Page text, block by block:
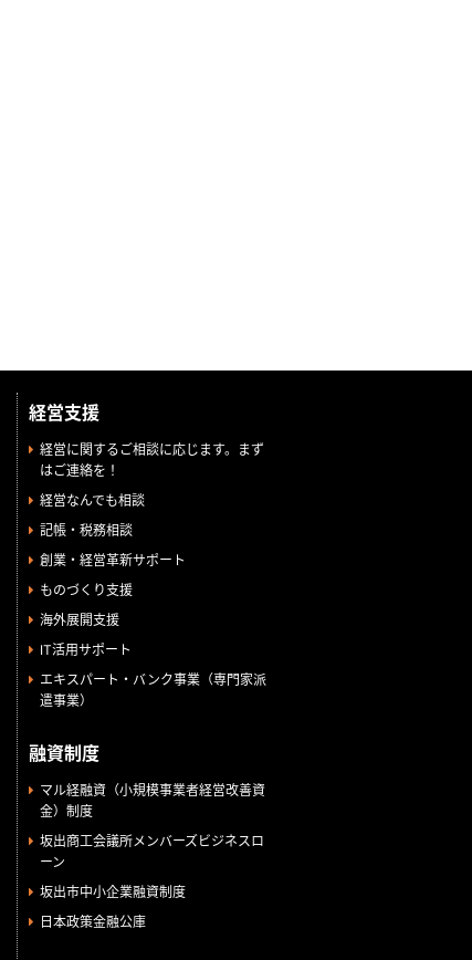
経営支援
経営に関するご相談に応じます。まず
はご連絡を！
経営なんでも相談
記帳・税務相談
創業・経営革新サポート
ものづくり支援
海外展開支援
IT活用サポート
エキスパート・バンク事業（専門家派
遣事業）
融資制度
マル経融資（小規模事業者経営改善資
金）制度
坂出商工会議所メンバーズビジネスロ
ーン
坂出市中小企業融資制度
日本政策金融公庫